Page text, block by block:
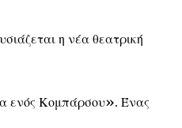
η νέα θεατρική
ενός Κομπάρσου». Ένας